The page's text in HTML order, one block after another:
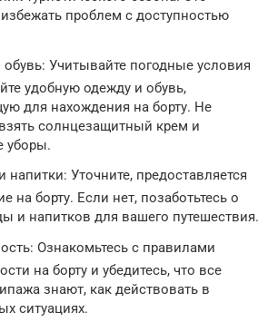
проблем с доступностью
Учитывайте погодные условия
удобную одежду и обувь,
для нахождения на борту. Не
взять солнцезащитный крем и
уборы.
напитки: Уточните, предоставляется
на борту. Если нет, позаботьтесь о
и напитков для вашего путешествия.
Ознакомьтесь с правилами
на борту и убедитесь, что все
знают, как действовать в
ситуациях.